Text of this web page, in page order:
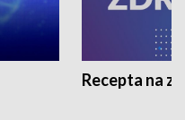
Recepta na